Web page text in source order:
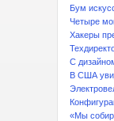
Бум
Четыре
Хакеры
С
В США
«Мы